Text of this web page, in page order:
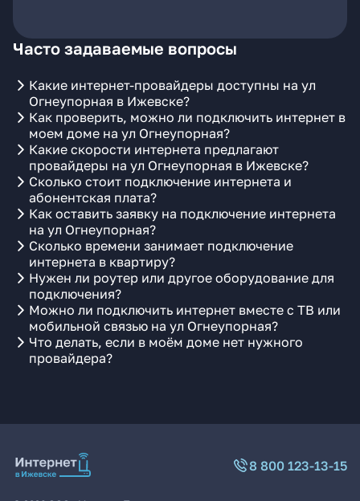
Часто задаваемые вопросы
Какие интернет-провайдеры доступны на ул
Огнеупорная в Ижевске?
Как проверить, можно ли подключить интернет в
моем доме на ул Огнеупорная?
Какие скорости интернета предлагают
провайдеры на ул Огнеупорная в Ижевске?
Сколько стоит подключение интернета и
абонентская плата?
Как оставить заявку на подключение интернета
на ул Огнеупорная?
Сколько времени занимает подключение
интернета в квартиру?
Нужен ли роутер или другое оборудование для
подключения?
Можно ли подключить интернет вместе с ТВ или
мобильной связью на ул Огнеупорная?
Что делать, если в моём доме нет нужного
провайдера?
8 800 123-13-15